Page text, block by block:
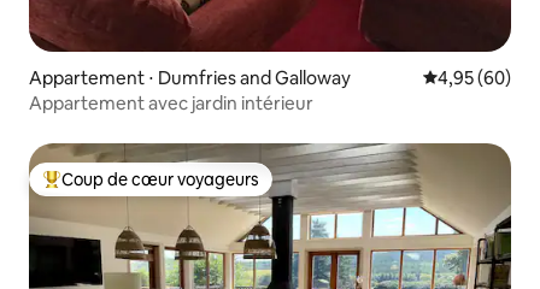
Appartement ⋅ Dumfries and Galloway Évaluation
4,95 (60)
Appartement avec jardin intérieur
Coups de cœur voyageurs les plus appréciés
Coup de cœur voyageurs